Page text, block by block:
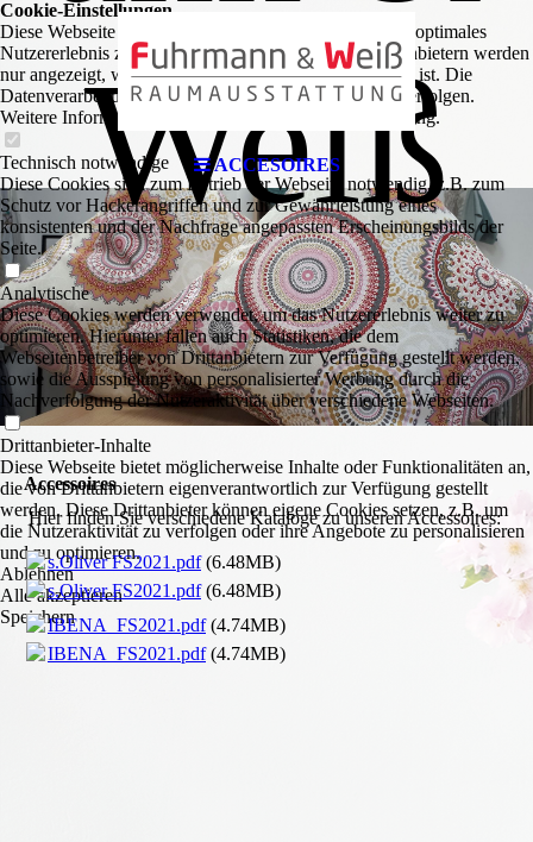
ACCESOIRES
Weiß
Accessoires
Hier finden Sie verschiedene Kataloge zu unseren Accessoires:
s.Oliver FS2021.pdf(6.48MB)
s.Oliver FS2021.pdf(6.48MB)
IBENA_FS2021.pdf(4.74MB)
IBENA_FS2021.pdf(4.74MB)
Cookie-Einstellungen
Diese Webseite verwendet Cookies, um Besuchern ein optimales
Nutzererlebnis zu bieten. Bestimmte Inhalte von Drittanbietern werden
nur angezeigt, wenn die entsprechende Option aktiviert ist. Die
Datenverarbeitung kann dann auch in einem Drittland erfolgen.
Weitere Informationen hierzu in der Datenschutzerklärung.
Technisch notwendige
Diese Cookies sind zum Betrieb der Webseite notwendig, z.B. zum
Schutz vor Hackerangriffen und zur Gewährleistung eines
konsistenten und der Nachfrage angepassten Erscheinungsbilds der
Seite.
Analytische
Diese Cookies werden verwendet, um das Nutzererlebnis weiter zu
optimieren. Hierunter fallen auch Statistiken, die dem
Webseitenbetreiber von Drittanbietern zur Verfügung gestellt werden,
sowie die Ausspielung von personalisierter Werbung durch die
Nachverfolgung der Nutzeraktivität über verschiedene Webseiten.
Drittanbieter-Inhalte
Diese Webseite bietet möglicherweise Inhalte oder Funktionalitäten an,
die von Drittanbietern eigenverantwortlich zur Verfügung gestellt
werden. Diese Drittanbieter können eigene Cookies setzen, z.B. um
die Nutzeraktivität zu verfolgen oder ihre Angebote zu personalisieren
und zu optimieren.
Ablehnen
Alle akzeptieren
Speichern